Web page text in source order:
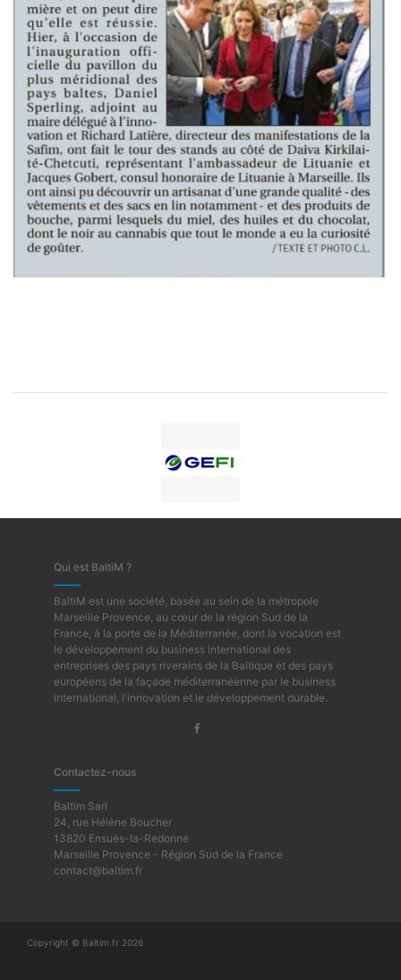
Qui est BaltiM ?
BaltiM est une société, basée au sein de la métropole
Marseille Provence, au cœur de la région Sud de la
France, à la porte de la Méditerranée, dont la vocation est
le développement du business international des
entreprises des pays riverains de la Baltique et des pays
européens de la façade méditerranéenne par le business
international, l'innovation et le développement durable.
Contactez-nous
Baltim Sarl
24, rue Hélène Boucher
13820 Ensuès-la-Redonne
Marseille Provence - Région Sud de la France
contact@baltim.fr
Copyright © Baltim.fr 2026